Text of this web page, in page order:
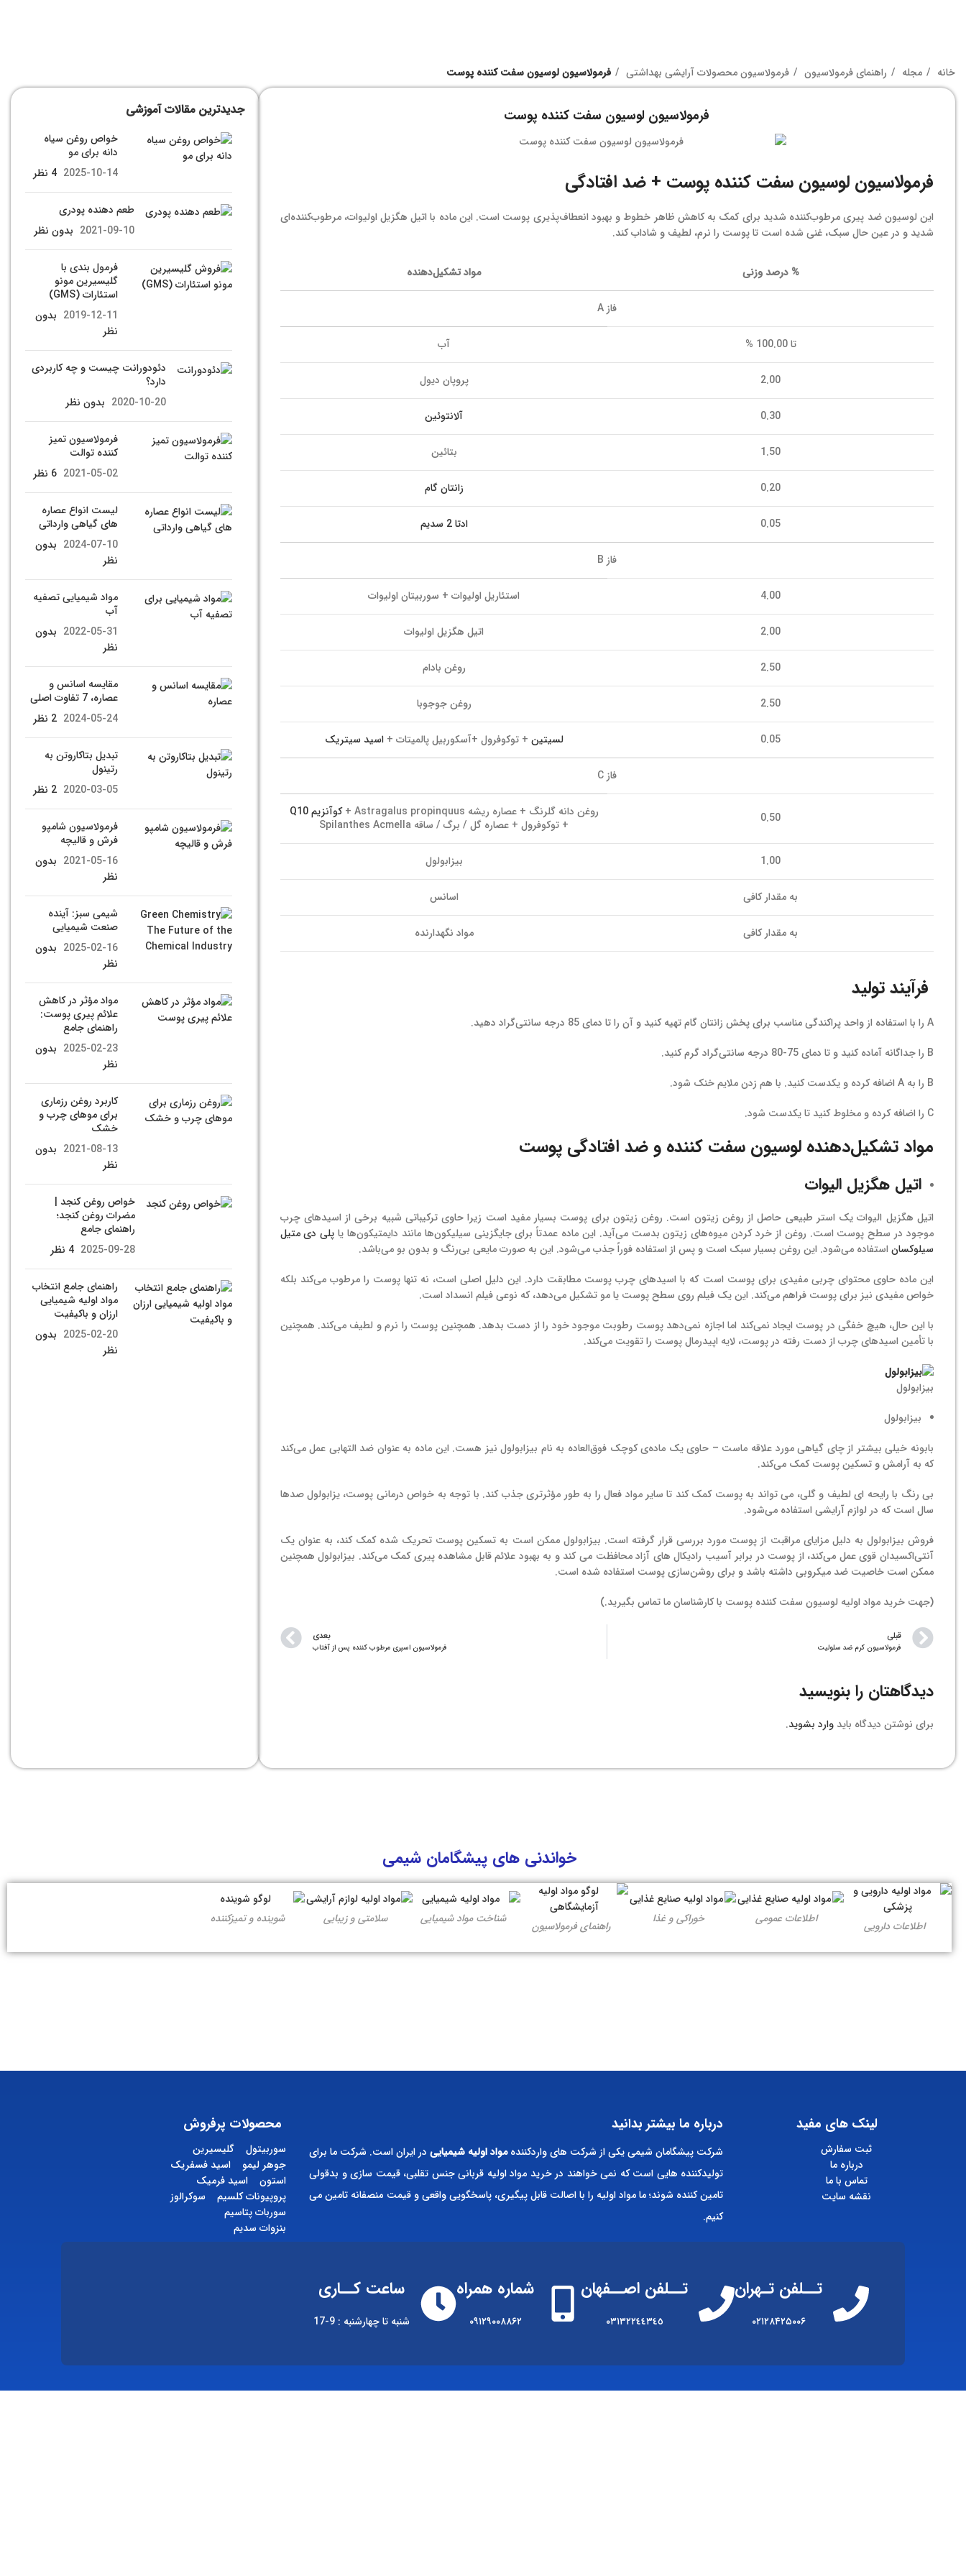
خانه مجله راهنمای فرمولاسیون فرمولاسیون محصولات آرایشی بهداشتی فرمولاسیون لوسیون سفت کننده پوست
فرمولاسیون لوسیون سفت کننده پوست
فرمولاسیون لوسیون سفت کننده پوست + ضد افتادگی
این لوسیون ضد پیری مرطوب‌کننده شدید برای کمک به کاهش ظاهر خطوط و بهبود انعطاف‌پذیری پوست است. این ماده با اتیل هگزیل اولیوات، مرطوب‌کننده‌ای
شدید و در عین حال سبک، غنی شده است تا پوست را نرم، لطیف و شاداب کند.
% درصد وزنی مواد تشکیل‌دهنده
فاز A
تا 100.00 % آب
2.00 پروپان دیول
0.30 آلانتوئین
1.50 بتائین
0.20 زانتان گام
0.05 ادتا 2 سدیم
فاز B
4.00 استئاریل اولیوات + سوربیتان اولیوات
2.00 اتیل هگزیل اولیوات
2.50 روغن بادام
2.50 روغن جوجوبا
0.05 لسیتین + توکوفرول +آسکوربیل پالمیتات +اسید سیتریک
فاز C
0.50 روغن دانه گلرنگ + عصاره ریشه Astragalus propinquus +
کوآنزیم Q10
+ توکوفرول + عصاره گل / برگ / ساقه Spilanthes Acmella
1.00 بیزابولول
به مقدار کافی اسانس
به مقدار کافی مواد نگهدارنده
فرآیند تولید
A را با استفاده از واحد پراکندگی مناسب برای پخش زانتان گام تهیه کنید و آن را تا دمای 85 درجه سانتی‌گراد دهید.
B را جداگانه آماده کنید و تا دمای 75-80 درجه سانتی‌گراد گرم کنید.
B را به A اضافه کرده و یکدست کنید. با هم زدن ملایم خنک شود.
C را اضافه کرده و مخلوط کنید تا یکدست شود.
مواد تشکیل‌دهنده لوسیون سفت کننده و ضد افتادگی پوست
اتیل هگزیل الیوات
اتیل هگزیل الیوات یک استر طبیعی حاصل از روغن زیتون است. روغن زیتون برای پوست بسیار مفید است زیرا حاوی ترکیباتی شبیه برخی از اسیدهای چرب
موجود در سطح پوست است. روغن از خرد کردن میوه‌های زیتون بدست می‌آید. این ماده عمدتاً برای جایگزینی سیلیکون‌ها مانند دایمتیکون‌ها یا پلی دی متیل
سیلوکسان استفاده می‌شود. این روغن بسیار سبک است و پس از استفاده فوراً جذب می‌شود. این به صورت مایعی بی‌رنگ و بدون بو می‌باشد.
این ماده حاوی محتوای چربی مفیدی برای پوست است که با اسیدهای چرب پوست مطابقت دارد. این دلیل اصلی است، نه تنها پوست را مرطوب می‌کند بلکه
خواص مفیدی نیز برای پوست فراهم می‌کند. این یک فیلم روی سطح پوست یا مو تشکیل می‌دهد، که نوعی فیلم انسداد است.
با این حال، هیچ خفگی در پوست ایجاد نمی‌کند اما اجازه نمی‌دهد پوست رطوبت موجود خود را از دست بدهد. همچنین پوست را نرم و لطیف می‌کند. همچنین
با تأمین اسیدهای چرب از دست رفته در پوست، لایه اپیدرمال پوست را تقویت می‌کند.
بیزابولول
بیزابولول
بابونه خیلی بیشتر از چای گیاهی مورد علاقه ماست – حاوی یک ماده‌ی کوچک فوق‌العاده به نام بیزابولول نیز هست. این ماده به عنوان ضد التهابی عمل می‌کند
که به آرامش و تسکین پوست کمک می‌کند.
بی رنگ با رایحه ای لطیف و گلی، می تواند به پوست کمک کند تا سایر مواد فعال را به طور مؤثرتری جذب کند. با توجه به خواص درمانی پوست، یزابولول صدها
سال است که در لوازم آرایشی استفاده می‌شود.
فروش بیزابولول به دلیل مزایای مراقبت از پوست مورد بررسی قرار گرفته است. بیزابولول ممکن است به تسکین پوست تحریک شده کمک کند، به عنوان یک
آنتی‌اکسیدان قوی عمل می‌کند، از پوست در برابر آسیب رادیکال های آزاد محافظت می کند و به بهبود علائم قابل مشاهده پیری کمک می‌کند. بیزابولول همچنین
ممکن است خاصیت ضد میکروبی داشته باشد و برای روشن‌سازی پوست استفاده شده است.
(جهت خرید مواد اولیه لوسیون سفت کننده پوست با کارشناسان ما تماس بگیرید.)
قبلی
فرمولاسیون کرم ضد سلولیت
بعدی
فرمولاسیون اسپری مرطوب کننده پس از آفتاب
دیدگاهتان را بنویسید
برای نوشتن دیدگاه باید وارد بشوید.
جدیدترین مقالات آموزشی
خواص روغن سیاه
دانه برای مو
2025-10-14 4 نظر
طعم دهنده پودری
2021-09-10 بدون نظر
فرمول بندی با
گلیسیرین مونو
استئارات (GMS)
2019-12-11 بدون
نظر
دئودورانت چیست و چه کاربردی
دارد؟
2020-10-20 بدون نظر
فرمولاسیون تمیز
کننده توالت
2021-05-02 6 نظر
لیست انواع عصاره
های گیاهی وارداتی
2024-07-10 بدون
نظر
مواد شیمیایی تصفیه
آب
2022-05-31 بدون
نظر
مقایسه اسانس و
عصاره، 7 تفاوت اصلی
2024-05-24 2 نظر
تبدیل بتاکاروتن به
رتینول
2020-03-05 2 نظر
فرمولاسیون شامپو
فرش و قالیچه
2021-05-16 بدون
نظر
شیمی سبز: آینده
صنعت شیمیایی
2025-02-16 بدون
نظر
مواد مؤثر در کاهش
علائم پیری پوست:
راهنمای جامع
2025-02-23 بدون
نظر
کاربرد روغن رزماری
برای موهای چرب و
خشک
2021-08-13 بدون
نظر
خواص روغن کنجد |
مضرات روغن کنجد؛
راهنمای جامع
2025-09-28 4 نظر
راهنمای جامع انتخاب
مواد اولیه شیمیایی
ارزان و باکیفیت
2025-02-20 بدون
نظر
خواندنی های پیشگامان شیمی
اطلاعات دارویی اطلاعات عمومی خوراکی و غذا راهنمای فرمولاسیون شناخت مواد شیمیایی سلامتی و زیبایی شوینده و تمیزکننده
لینک های مفید
ثبت سفارش
درباره ما
تماس با ما
نقشه سایت
درباره ما بیشتر بدانید
شرکت پیشگامان شیمی یکی از شرکت های واردکنندهمواد اولیه شیمیاییدر ایران است. شرکت ما برای
تولیدکننده هایی است که نمی خواهند در خرید مواد اولیه قربانی جنس تقلبی، قیمت سازی و بدقولی
تامین کننده شوند؛ ما مواد اولیه را با اصالت قابل پیگیری، پاسخگویی واقعی و قیمت منصفانه تامین می
کنیم.
محصولات پرفروش
سوربیتول
گلیسیرین
جوهر لیمو
اسید فسفریک
استون
اسید فرمیک
پروپیونات کلسیم
سوکرالوز
سوربات پتاسیم
بنزوات سدیم
تــلفن تـهران
۰۲۱۲۸۴۲۵۰۰۶
تــلفن اصــفهان
٠٣١٣٢٢٤٤٣٤٥
شماره همراه
۰۹۱۲۹۰۰۸۸۶۲
ساعت کــاری
شنبه تا چهارشنبه : 9-17